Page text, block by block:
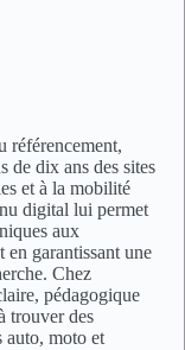
référencement,
de dix ans des sites
et à la mobilité
digital lui permet
aux
en garantissant une
Chez
pédagogique
trouver des
auto, moto et